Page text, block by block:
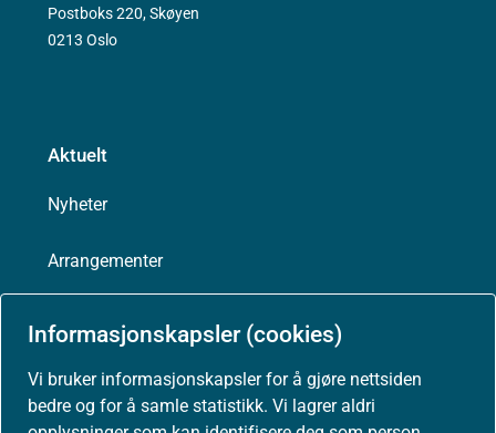
Informasjonskapsler (cookies)
Vi bruker informasjonskapsler for å gjøre nettsiden
bedre og for å samle statistikk. Vi lagrer aldri
Postboks 220, Skøyen
0213 Oslo
Aktuelt
Nyheter
Arrangementer
Presse